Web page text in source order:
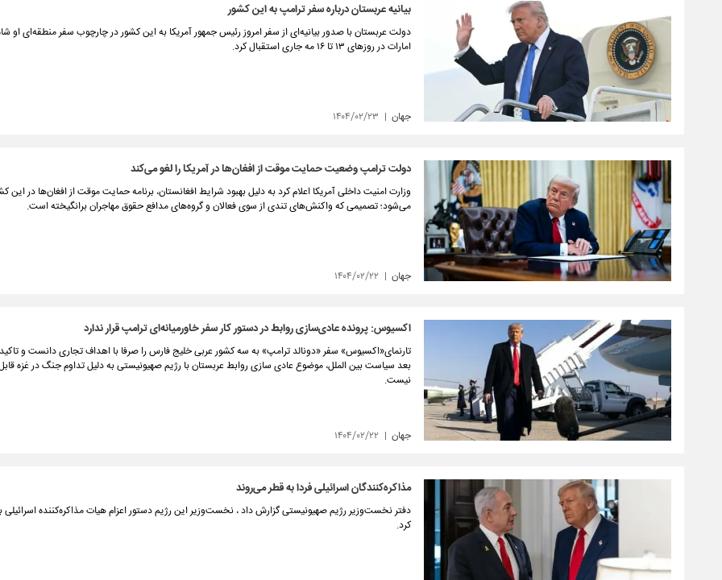
بیانیه عربستان درباره سفر ترامپ به این کشور
دولت عربستان با صدور بیانیه‌ای از سفر امروز رئیس جمهور آمریکا به این کشور در چارچوب سفر منطقه‌ای او
امارات در روزهای ۱۳ تا ۱۶ مه جاری استقبال کرد.
جهان ۱۴۰۴/۰۲/۲۳
دولت ترامپ وضعیت حمایت موقت از افغان‌ها در آمریکا را لغو می‌کند
وزارت امنیت داخلی آمریکا اعلام کرد به دلیل بهبود شرایط افغانستان، برنامه حمایت موقت از افغان‌ها در این
می‌شود؛ تصمیمی که واکنش‌های تندی از سوی فعالان و گروه‌های مدافع حقوق مهاجران برانگیخته است.
جهان ۱۴۰۴/۰۲/۲۲
اکسیوس: پرونده عادی‌سازی روابط در دستور کار سفر خاورمیانه‌ای ترامپ قرار ندارد
تارنمای«اکسیوس» سفر «دونالد ترامپ» به سه کشور عربی خلیج فارس را صرفا با اهداف تجاری دانست و
بعد سیاست بین الملل، موضوع عادی سازی روابط عربستان با رژیم صهیونیستی به دلیل تداوم جنگ در غزه
نیست.
جهان ۱۴۰۴/۰۲/۲۲
مذاکره‌کنندگان اسرائیلی فردا به قطر می‌روند
دفتر نخست‌وزیر رژیم صهیونیستی گزارش داد ، نخست‌وزیر این رژیم دستور اعزام هیات مذاکره‌کننده اسرائیلی
کرد.